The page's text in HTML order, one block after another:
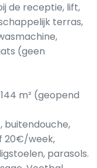
de receptie, lift,
terras,
(geen
m² (geopend
buitendouche,
20€/week,
parasols.